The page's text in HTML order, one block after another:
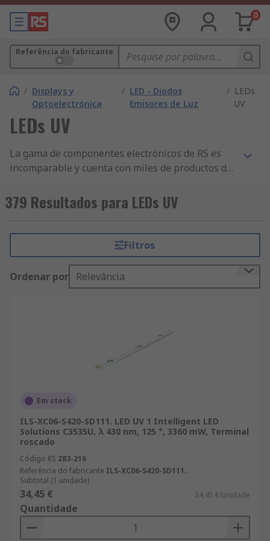
0
Referência do fabricante
/ Displays y
Optoelectrónica
/ LED - Diodos
Emisores de Luz
/ LEDs
UV
LEDs UV
La gama de componentes electrónicos de RS es
incomparable y cuenta con miles de productos de
componentes de Displays y Monitores
Industriales, Optoacopladores, Fotodetectores y
mejores productos de LEDs UV y disponibilidad
de stock y ofrecemos otros miles de componentes
de LEDs y Accesorios homologados por la
industria para las empresas y los ingenieros de
beneficiarse de las ventajas de nuestro servicio
gratuito de entrega en 24/48 h con sus pedidos de
productos de LEDs UV. Si usted compra en
piezas individuales en caso de emergencia, nos
entregue en 24/48 h. Para aquellos que compran
grandes cantidades o realizan pedidos desde 600
€, disponemos de un servicio de ofertas que
puede adaptarse al presupuesto de nuestros
clientes. Estamos seguros de que nuestra lista de
productos satisface las más altas expectativas.
Sin embargo, queremos que usted también esté
convencido: compruebe la información técnica de
379 Resultados para LEDs UV
Filtros
Ordenar por Relevância
Em stock
ILS-XC06-S420-SD111. LED UV 1 Intelligent LED
Solutions C3535U, λ 430 nm, 125 °, 3360 mW, Terminal
roscado
Código RS 283-216
Referência do fabricante ILS-XC06-S420-SD111.
Subtotal (1 unidade)
34,45 € 34,45 €/unidade
Quantidade